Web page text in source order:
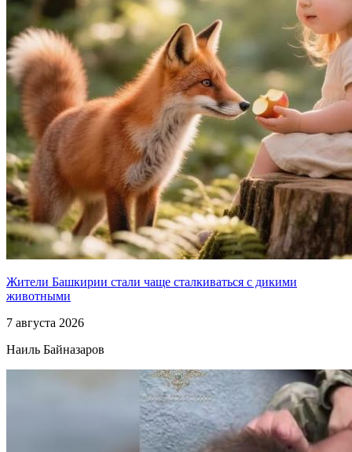
Жители Башкирии стали чаще сталкиваться с дикими
животными
7 августа 2026
Наиль Байназаров